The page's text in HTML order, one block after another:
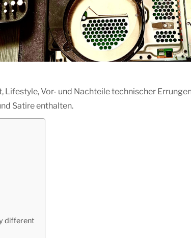
Lifestyle, Vor- und Nachteile technischer
Satire enthalten.
different